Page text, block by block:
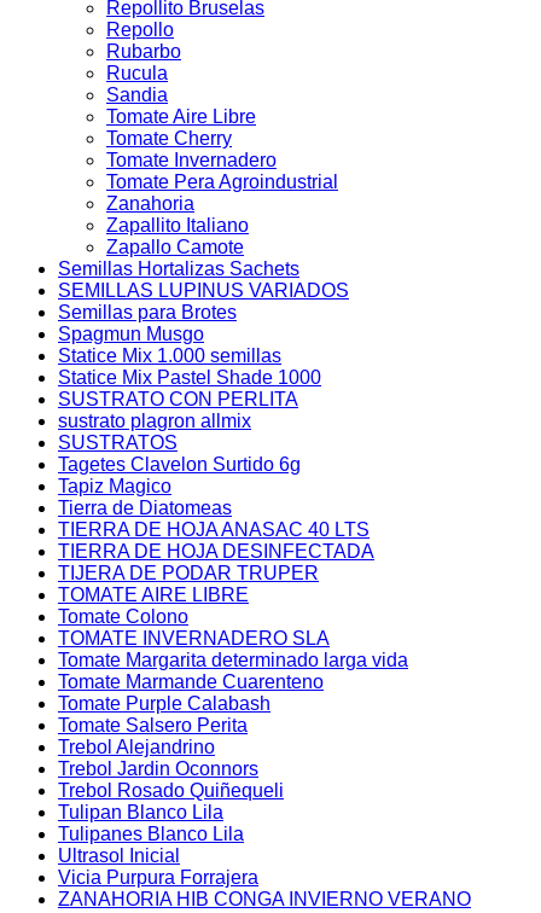
Repollito Bruselas
Repollo
Rubarbo
Rucula
Sandia
Tomate Aire Libre
Tomate Cherry
Tomate Invernadero
Tomate Pera Agroindustrial
Zanahoria
Zapallito Italiano
Zapallo Camote
Semillas Hortalizas Sachets
SEMILLAS LUPINUS VARIADOS
Semillas para Brotes
Spagmun Musgo
Statice Mix 1.000 semillas
Statice Mix Pastel Shade 1000
SUSTRATO CON PERLITA
sustrato plagron allmix
SUSTRATOS
Tagetes Clavelon Surtido 6g
Tapiz Magico
Tierra de Diatomeas
TIERRA DE HOJA ANASAC 40 LTS
TIERRA DE HOJA DESINFECTADA
TIJERA DE PODAR TRUPER
TOMATE AIRE LIBRE
Tomate Colono
TOMATE INVERNADERO SLA
Tomate Margarita determinado larga vida
Tomate Marmande Cuarenteno
Tomate Purple Calabash
Tomate Salsero Perita
Trebol Alejandrino
Trebol Jardin Oconnors
Trebol Rosado Quiñequeli
Tulipan Blanco Lila
Tulipanes Blanco Lila
Ultrasol Inicial
Vicia Purpura Forrajera
ZANAHORIA HIB CONGA INVIERNO VERANO